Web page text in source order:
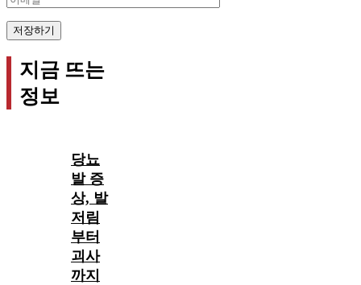
지금 뜨는
정보
당뇨
발 증
상, 발
저림
부터
괴사
까지